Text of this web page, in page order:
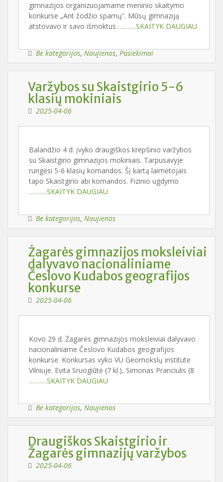
gimnazijos organizuojamame meninio skaitymo
konkurse „Ant žodžio sparnų“. Mūsų gimnaziją
atstovavo ir savo išmoktus ……….SKAITYK DAUGIAU
Be kategorijos, Naujienos, Pasiekimai
Varžybos su Skaistgirio 5-6
klasių mokiniais
2025-04-06
Balandžio 4 d. įvyko draugiškos krepšinio varžybos
su Skaistgirio gimnazijos mokiniais. Tarpusavyje
rungėsi 5-6 klasių komandos. Šį kartą laimėtojais
tapo Skaistgirio abi komandos. Fizinio ugdymo
……….SKAITYK DAUGIAU
Be kategorijos, Naujienos
Żagarės gimnazijos moksleiviai
dalyvavo nacionaliniame
Česlovo Kudabos geografijos
konkurse
2025-04-06
Kovo 29 d. Żagarės gimnazijos moksleiviai dalyvavo
nacionaliniame Česlovo Kudabos geografijos
konkurse. Konkursas vyko VU Geomokslų institute
Vilniuje. Evita Sruogiūtė (7 kl.), Simonas Pranciulis (8
……….SKAITYK DAUGIAU
Be kategorijos, Naujienos
Draugiškos Skaistgirio ir
Žagarės gimnazijų varžybos
2025-04-06